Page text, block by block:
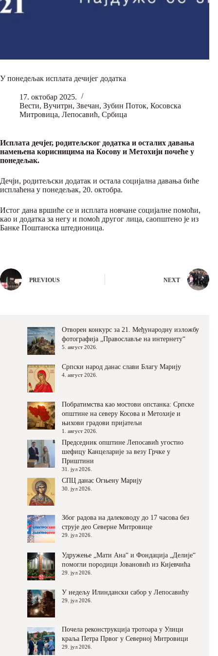
У понедељак исплата дечијег додатка
17. октобар 2025.
Вести, Вучитрн, Звечан, Зубин Поток, Косовска
Митровица, Лепосавић, Србица
Исплата дечјег, родитељског додатка и осталих давања
намењена корисницима на Косову и Метохији почеће у
понедељак.
Дечји, родитељски додатак и остала социјална давања биће
исплаћена у понедељак, 20. октобра.
Истог дана вршиће се и исплата новчане социјалне помоћи,
као и додатка за негу и помоћ другог лица, саопштено је из
Банке Поштанска штедионица.
PREVIOUS NEXT
Отворен конкурс за 21. Међународну изложбу
фотографија „Православље на интернету“
5. август 2026.
Српски народ данас слави Благу Марију
4. август 2026.
Побратимства као мостови опстанка: Српске
општине на северу Косова и Метохије и
њихови градови пријатељи
1. август 2026.
Председник општине Лепосавић угостио
шефицу Канцеларије за везу Грчке у
Приштини
31. јул 2026.
СПЦ данас Огњену Марију
30. јул 2026.
Због радова на далеководу до 17 часова без
струје део Северне Митровице
29. јул 2026.
Удружење „Мати Ана“ и Фондација „Делије“
помогли породици Јовановић из Кијевчића
29. јул 2026.
У недељу Илиндански сабор у Лепосавићу
29. јул 2026.
Почела реконструкција тротоара у Улици
краља Петра Првог у Северној Митровици
29. јул 2026.